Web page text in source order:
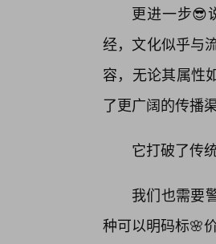
更进一步😎
经，文化似乎与
容，无论其属性
了更广阔的传播
它打破了传
我们也需要
种可以明码标🌸